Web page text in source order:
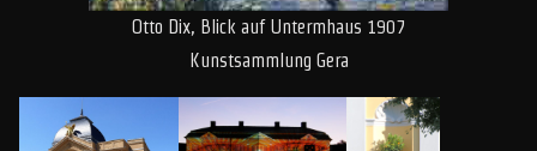
Otto Dix, Blick auf Untermhaus 1907
Kunstsammlung Gera